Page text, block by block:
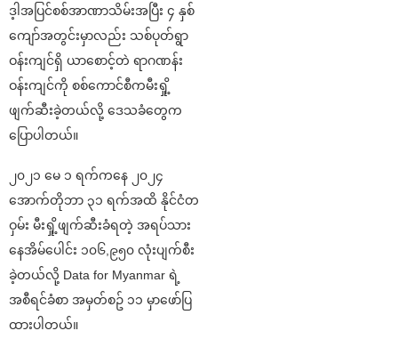
ဒ့ါအပြင်စစ်အာဏာသိမ်းအပြီး ၄ နှစ်
ကျော်အတွင်းမှာလည်း သစ်ပုတ်ရွာ
ဝန်းကျင်ရှိ ယာစောင့်တဲ ရာဂဏန်း
ဝန်းကျင်ကို စစ်ကောင်စီကမီးရှို့
ဖျက်ဆီးခဲ့တယ်လို့ ဒေသခံတွေက
ပြောပါတယ်။
၂၀၂၁ မေ ၁ ရက်ကနေ ၂၀၂၄
အောက်တိုဘာ ၃၁ ရက်အထိ နိုင်ငံတ
ဝှမ်း မီးရှို့ဖျက်ဆီးခံရတဲ့ အရပ်သား
နေအိမ်ပေါင်း ၁၀၆,၉၅၀ လုံးပျက်စီး
ခဲ့တယ်လို့ Data for Myanmar ရဲ့
အစီရင်ခံစာ အမှတ်စဥ် ၁၁ မှာဖော်ပြ
ထားပါတယ်။